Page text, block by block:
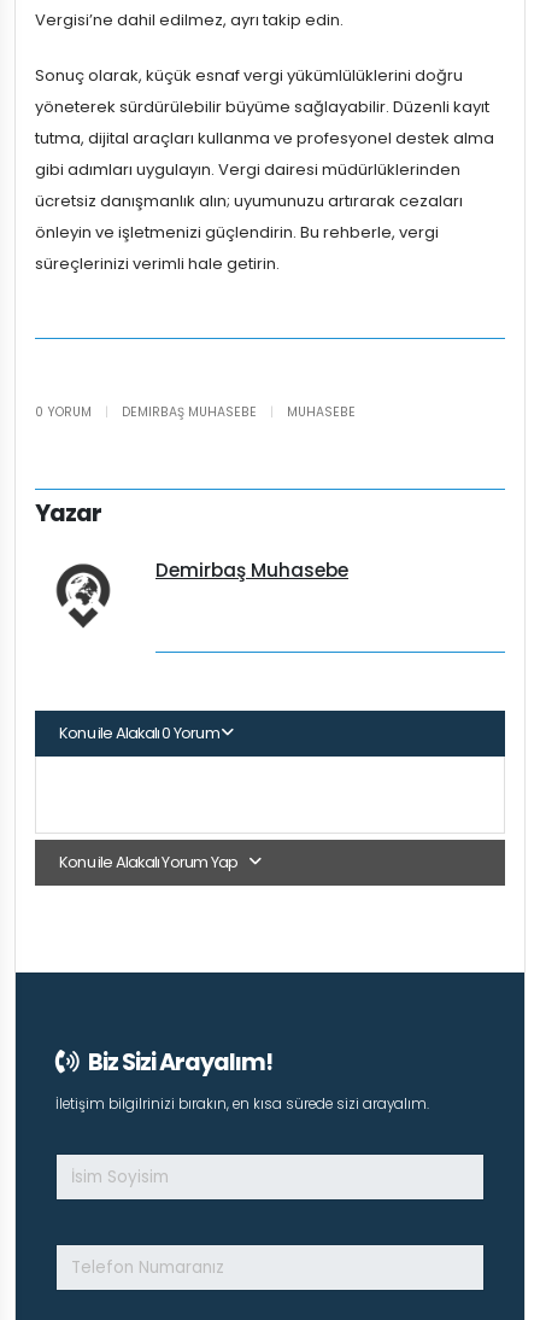
Vergisi’ne dahil edilmez, ayrı takip edin.
Sonuç olarak, küçük esnaf vergi yükümlülüklerini doğru
yöneterek sürdürülebilir büyüme sağlayabilir. Düzenli kayıt
tutma, dijital araçları kullanma ve profesyonel destek alma
gibi adımları uygulayın. Vergi dairesi müdürlüklerinden
ücretsiz danışmanlık alın; uyumunuzu artırarak cezaları
önleyin ve işletmenizi güçlendirin. Bu rehberle, vergi
süreçlerinizi verimli hale getirin.
0 YORUM DEMIRBAŞ MUHASEBE MUHASEBE
Yazar
Demirbaş Muhasebe
Konu ile Alakalı 0 Yorum
Konu ile Alakalı Yorum Yap
Biz Sizi Arayalım!
İletişim bilgilrinizi bırakın, en kısa sürede sizi arayalım.